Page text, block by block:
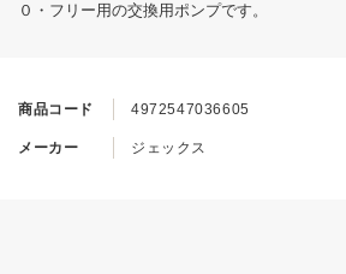
商品コード 4972547036605
メーカー ジェックス
０・フリー用の交換用ポンプです。